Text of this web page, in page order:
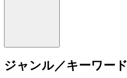
ジャンル／キーワード